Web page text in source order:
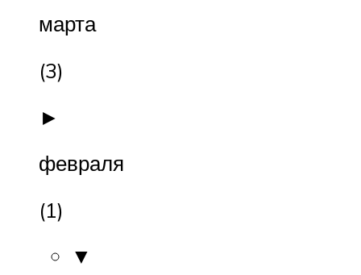
марта
(3)
►
февраля
(1)
▼